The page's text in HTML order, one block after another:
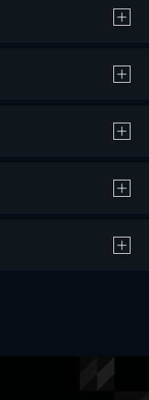
済による作品の購入 / レンタルです。